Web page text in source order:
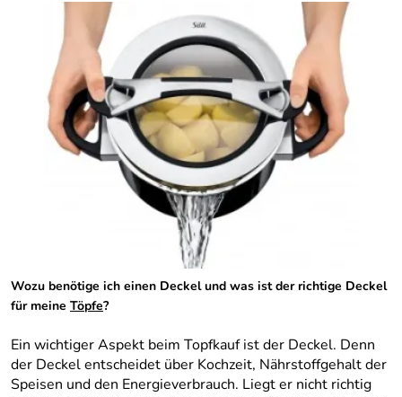
Wozu benötige ich einen Deckel und was ist der richtige Deckel
für meine Töpfe?
Ein wichtiger Aspekt beim Topfkauf ist der Deckel. Denn
der Deckel entscheidet über Kochzeit, Nährstoffgehalt der
Speisen und den Energieverbrauch. Liegt er nicht richtig